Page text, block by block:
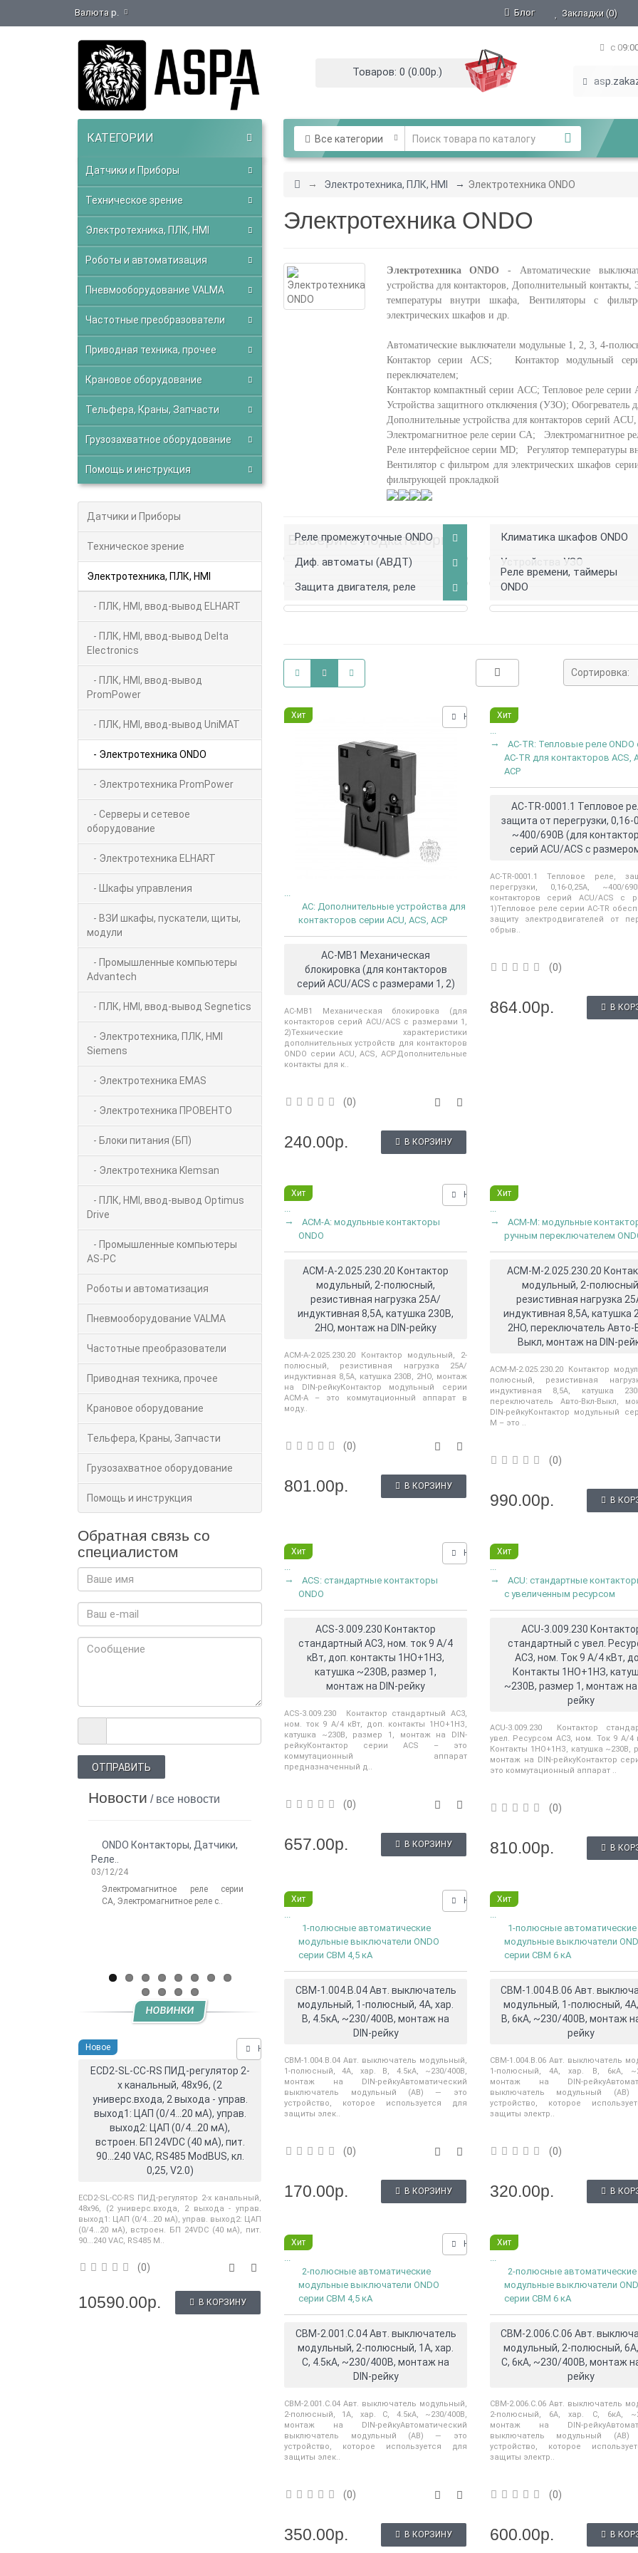
Блог Закладки (0)
Валюта р.
с
Товаров: 0 (0.00р.)
КАТЕГОРИИ
Датчики и Приборы
Техническое зрение
Электротехника, ПЛК, HMI
Роботы и автоматизация
Пневмооборудование VALMA
Частотные преобразователи
Приводная техника, прочее
Крановое оборудование
Тельфера, Краны, Запчасти
Грузозахватное оборудование
Помощь и инструкция
Все категории
Датчики и Приборы
Техническое зрение
Электротехника, ПЛК, HMI
- ПЛК, HMI, ввод-вывод ELHART
- ПЛК, HMI, ввод-вывод Delta
Electronics
- ПЛК, HMI, ввод-вывод
PromPower
- ПЛК, HMI, ввод-вывод UniMAT
- Электротехника ONDO
- Электротехника PromPower
- Серверы и сетевое
оборудование
- Электротехника ELHART
- Шкафы управления
- ВЗИ шкафы, пускатели, щиты,
модули
- Промышленные компьютеры
Advantech
- ПЛК, HMI, ввод-вывод Segnetics
- Электротехника, ПЛК, HMI
Siemens
- Электротехника EMAS
- Электротехника ПРОВЕНТО
- Блоки питания (БП)
- Электротехника Klemsan
- ПЛК, HMI, ввод-вывод Optimus
Drive
- Промышленные компьютеры
AS-PC
Роботы и автоматизация
Пневмооборудование VALMA
Частотные преобразователи
Приводная техника, прочее
Крановое оборудование
Тельфера, Краны, Запчасти
Грузозахватное оборудование
Помощь и инструкция
Обратная связь со
специалистом
ОТПРАВИТЬ
Новости / все новости
ONDO Контакторы, Датчики,
Реле..
03/12/24
Электромагнитное реле серии
CA, Электромагнитное реле с..
Новости: 10 000 промышленных
роботов Delta Electronics: рубе..
Легкость внедрения
промышленных роботов Delta
Новинка: Нормирующие
преобразователи и разветвители
Уважаемые клиенты, мы рады
сообщить Вам о появлении
нового н..
Новинка:
НОВИНКИ
Новое Нашли дешевле?
ECD2-SL-CC-RS ПИД-регулятор 2-
х канальный, 48x96, (2
универс.входа, 2 выхода - управ.
выход1: ЦАП (0/4...20 мА), управ.
выход2: ЦАП (0/4...20 мА),
встроен. БП 24VDC (40 мА), пит.
90...240 VAC, RS485 ModBUS, кл.
0,25, V2.0)
ECD2-SL-CC-RS ПИД-регулятор 2-х канальный,
48x96, (2 универс.входа, 2 выхода - управ.
выход1: ЦАП (0/4...20 мА), управ. выход2: ЦАП
(0/4...20 мА), встроен. БП 24VDC (40 мА), пит.
90...240 VAC, RS485 M..
(0)
10590.00р. В КОРЗИНУ
Электротехника, ПЛК, HMI Электротехника ONDO
Электротехника ONDO
Электротехника ONDO - Автоматические
устройства для контакторов, Дополнительный
температуры внутри шкафа, Вентиляторы c
электрических шкафов и др.
Автоматические выключатели модульные 1, 2, 3, 4-
Контактор серии ACS; Контактор модульный
переключателем;
Контактор компактный серии ACC; Тепловое реле серии
Устройства защитного отключения (УЗО); Обогреватель
Дополнительные устройства для контакторов серий
Электромагнитное реле серии CA; Электромагнитное
Реле интерфейсное серии MD; Регулятор температуры
Вентилятор c фильтром для электрических шкафов
фильтрующей прокладкой
Выберите подкатегорию
Реле промежуточные ONDO Климатика шкафов ONDO
Диф. автоматы (АВДТ)
Устройства УЗО
Защита двигателя, реле
Реле времени, таймеры
ONDO
Сортировка:
Хит Нашли дешевле?
...
AC: Дополнительные устройства для
контакторов серии ACU, ACS, ACP
AC-MB1 Механическая
блокировка (для контакторов
серий ACU/ACS с размерами 1, 2)
AC-MB1 Механическая блокировка (для
контакторов серий ACU/ACS с размерами 1,
2)Технические характеристики
дополнительных устройств для контакторов
ONDO серии ACU, ACS, ACPДополнительные
контакты для к..
(0)
240.00р. В КОРЗИНУ
Хит
...
AC-TR: Тепловые реле ONDO
AC-TR для контакторов ACS,
ACP
AC-TR-0001.1 Тепловое
защита от перегрузки, 0,16-
~400/690В (для
серий ACU/ACS с
AC-TR-0001.1 Тепловое реле,
перегрузки, 0,16-0,25А, ~400/
контакторов серий ACU/ACS с
1)Тепловое реле серии AC-TR
защиту электродвигателей от
обрыв..
(0)
864.00р. В
Хит Нашли дешевле?
...
ACM-A: модульные контакторы
ONDO
ACM-A-2.025.230.20 Контактор
модульный, 2-полюсный,
резистивная нагрузка 25А/
индуктивная 8,5А, катушка 230В,
2НО, монтаж на DIN-рейку
ACM-A-2.025.230.20 Контактор модульный, 2-
полюсный, резистивная нагрузка 25А/
индуктивная 8,5А, катушка 230В, 2НО, монтаж
на DIN-рейкуКонтактор модульный серии
ACM-A – это коммутационный аппарат в
моду..
(0)
801.00р. В КОРЗИНУ
Хит
...
ACM-M: модульные
ручным переключателем
ACM-M-2.025.230.20
модульный, 2-
резистивная нагрузка
индуктивная 8,5А, катушка
2НО, переключатель Авто-
Выкл, монтаж на DIN-
ACM-M-2.025.230.20 Контактор
полюсный, резистивная
индуктивная 8,5А, катушка
переключатель Авто-Вкл-Выкл,
DIN-рейкуКонтактор модульный
M – это ..
(0)
990.00р. В
Хит Нашли дешевле?
...
ACS: стандартные контакторы
ONDO
ACS-3.009.230 Контактор
стандартный АС3, ном. ток 9 А/4
кВт, доп. контакты 1НО+1НЗ,
катушка ~230В, размер 1,
монтаж на DIN-рейку
ACS-3.009.230 Контактор стандартный АС3,
ном. ток 9 А/4 кВт, доп. контакты 1НО+1НЗ,
катушка ~230В, размер 1, монтаж на DIN-
рейкуКонтактор серии ACS – это
коммутационный аппарат
предназначенный д..
(0)
657.00р. В КОРЗИНУ
Хит
...
ACU: стандартные
с увеличенным ресурсом
ACU-3.009.230
стандартный с увел.
АС3, ном. Ток 9 А/4 кВт,
Контакты 1НО+1НЗ,
~230В, размер 1, монтаж на
рейку
ACU-3.009.230 Контактор
увел. Ресурсом АС3, ном. Ток 9 А/4
Контакты 1НО+1НЗ, катушка ~230В,
монтаж на DIN-рейкуКонтактор
это коммутационный аппарат ..
(0)
810.00р. В
Хит Нашли дешевле?
...
1-полюсные автоматические
модульные выключатели ONDO
серии CBM 4,5 кА
CBM-1.004.B.04 Авт. выключатель
модульный, 1-полюсный, 4А, хар.
В, 4.5кА, ~230/400В, монтаж на
DIN-рейку
CBM-1.004.B.04 Авт. выключатель модульный,
1-полюсный, 4А, хар. В, 4.5кА, ~230/400В,
монтаж на DIN-рейкуАвтоматический
выключатель модульный (АВ) — это
устройство, которое используется для
защиты элек..
(0)
170.00р. В КОРЗИНУ
Хит
...
1-полюсные автоматические
модульные выключатели
серии CBM 6 кА
CBM-1.004.B.06 Авт.
модульный, 1-полюсный, 4А,
В, 6кА, ~230/400В, монтаж
рейку
CBM-1.004.B.06 Авт. выключатель
1-полюсный, 4А, хар. В, 6кА,
монтаж на DIN-
выключатель модульный
устройство, которое
защиты электр..
(0)
320.00р. В
Хит Нашли дешевле?
...
2-полюсные автоматические
модульные выключатели ONDO
серии CBM 4,5 кА
CBM-2.001.C.04 Авт. выключатель
модульный, 2-полюсный, 1А, хар.
С, 4.5кА, ~230/400В, монтаж на
DIN-рейку
CBM-2.001.C.04 Авт. выключатель модульный,
2-полюсный, 1А, хар. С, 4.5кА, ~230/400В,
монтаж на DIN-рейкуАвтоматический
выключатель модульный (АВ) — это
устройство, которое используется для
защиты элек..
(0)
350.00р. В КОРЗИНУ
Хит
...
2-полюсные автоматические
модульные выключатели
серии CBM 6 кА
CBM-2.006.C.06 Авт.
модульный, 2-полюсный, 6А,
С, 6кА, ~230/400В, монтаж
рейку
CBM-2.006.C.06 Авт. выключатель
2-полюсный, 6А, хар. С, 6кА,
монтаж на DIN-
выключатель модульный
устройство, которое
защиты электр..
(0)
600.00р. В